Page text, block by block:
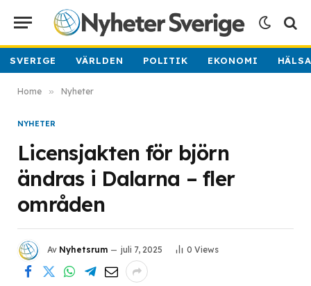
SVERIGE VÄRLDEN POLITIK EKONOMI
Home » Nyheter
NYHETER
Licensjakten för björn
ändras i Dalarna – fler
områden
Av Nyhetsrum juli 7, 2025 0 Views